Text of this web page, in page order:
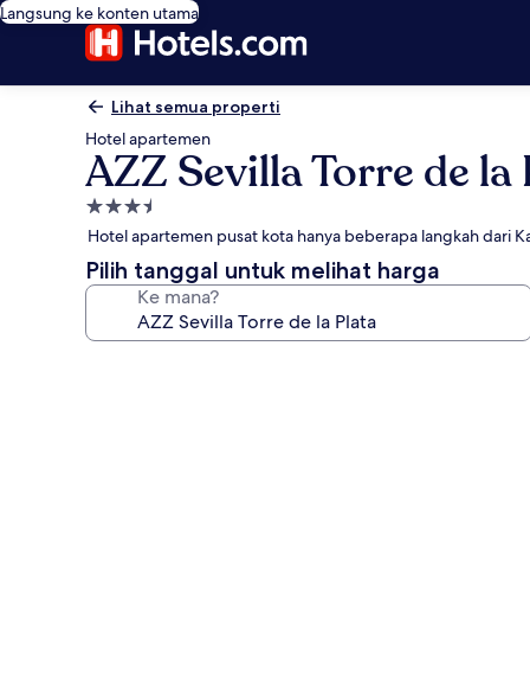
Langsung ke konten utama
Lihat semua properti
Hotel apartemen
AZZ Sevilla Torre de la
Properti
bintang
3.5
Hotel apartemen pusat kota hanya beberapa langkah dari
Pilih tanggal untuk melihat harga
Ke mana?